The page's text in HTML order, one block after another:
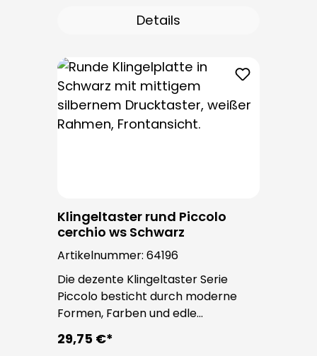
Einsatz. Die Leitungseinführung
sichtbar. Nach der Montage sind
keine Befestigungsschrauben
sichtbar.
Details
Klingeltaster rund Piccolo
cerchio ws Schwarz
Artikelnummer: 64196
Die dezente Klingeltaster Serie
Piccolo besticht durch moderne
Formen, Farben und edle
Oberflächen. Bei allen
Klingeltastern dieser Serie kommt
29,75 €*